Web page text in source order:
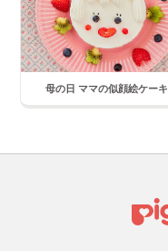
母の日 ママの似顔絵ケーキ